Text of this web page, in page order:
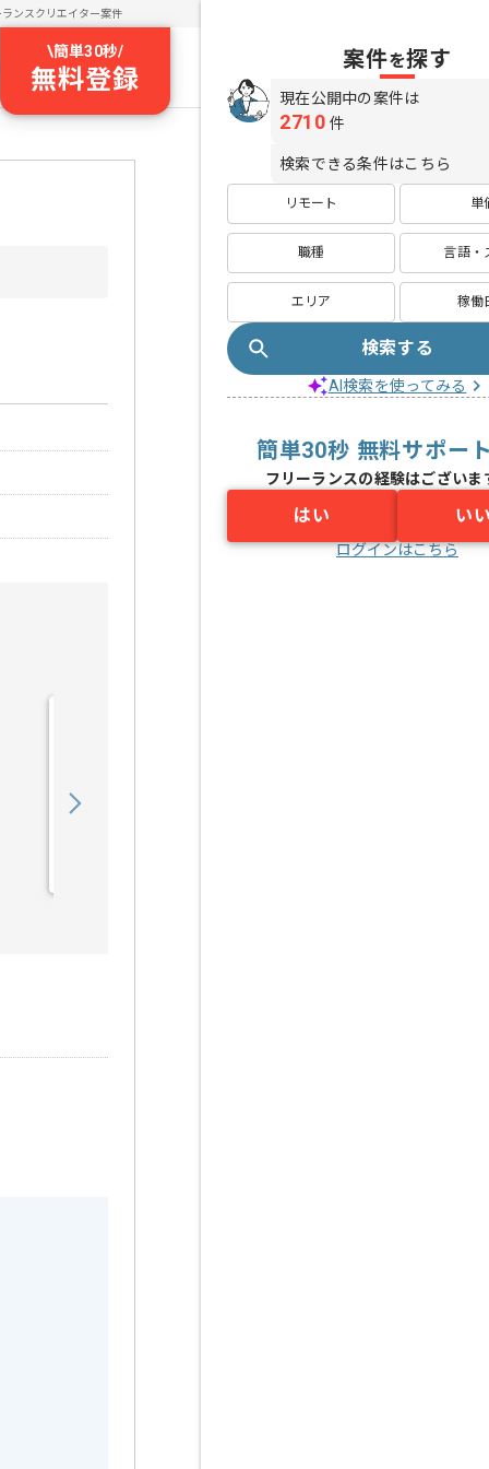
ランスクリエイター案件
\簡単30秒/
無料登録
案件を探す
現在公開中の案件は
2710 件
検索できる条件はこちら
リモート 単
職種 言語・
エリア 稼働
検索する
AI検索を使ってみる
簡単30秒 無料サポー
フリーランスの経験はございま
はい い
ログインはこちら